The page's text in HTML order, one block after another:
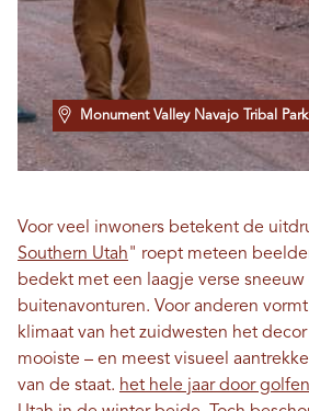
Monument Valley Navajo Tribal Park
Voor veel inwoners betekent de
Southern Utah" roept meteen
bedekt met een laagje verse
buitenavonturen. Voor anderen
klimaat van het zuidwesten het
mooiste – en meest visueel
van de staat. het hele jaar door golfen